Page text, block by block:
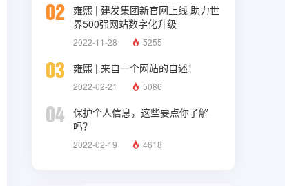
02 雍熙 | 建发集团新官网上线 助力世
界500强网站数字化升级
2022-11-28 5255
03 雍熙 | 来自一个网站的自述！
2022-02-21 5086
04
保护个人信息，这些要点你了解
吗？
2022-02-19 4618